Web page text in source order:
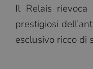
Il Relais
prestigiosi
esclusivo ricco di